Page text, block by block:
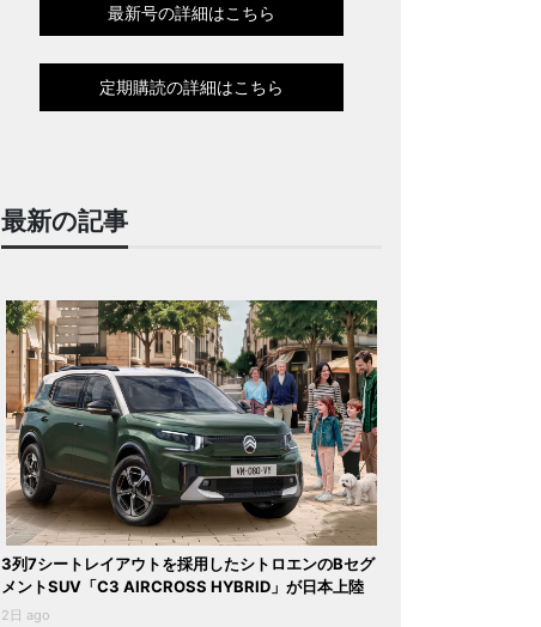
最新号の詳細はこちら
定期購読の詳細はこちら
最新の記事
3列7シートレイアウトを採用したシトロエンのBセグ
メントSUV「C3 AIRCROSS HYBRID」が日本上陸
2日 ago